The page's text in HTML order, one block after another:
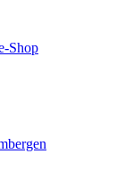
Shop